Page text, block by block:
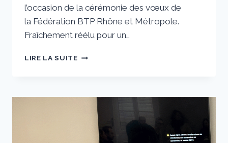
l’occasion de la cérémonie des vœux de
la Fédération BTP Rhône et Métropole.
Fraîchement réélu pour un…
LIRE LA SUITERÉÉLU,
FEU
TOUT
POUR